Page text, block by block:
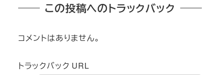
この投稿へのトラックバック
コメントはありません。
トラックバック URL